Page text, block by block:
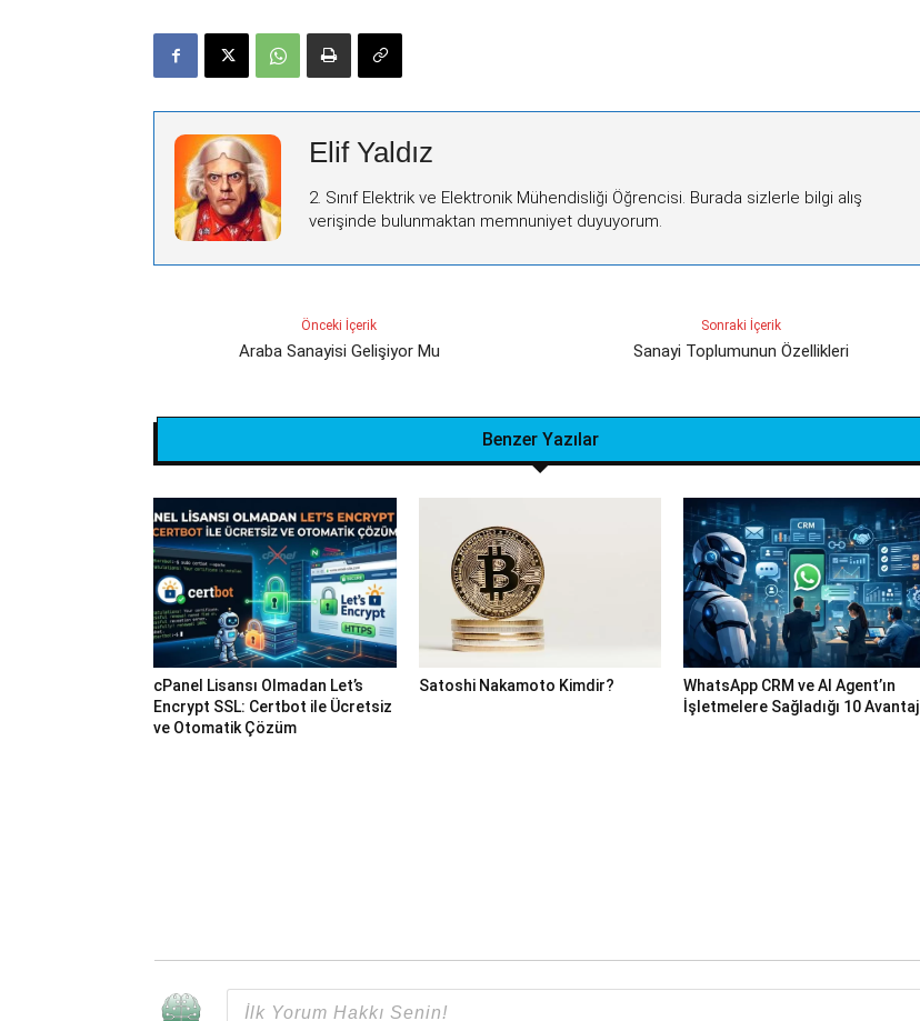
Elif Yaldız
2. Sınıf Elektrik ve Elektronik Mühendisliği Öğrencisi. Burada sizlerle bilgi alış
verişinde bulunmaktan memnuniyet duyuyorum.
Önceki İçerik
Araba Sanayisi Gelişiyor Mu
Sonraki İçerik
Sanayi Toplumunun Özellikleri
Benzer Yazılar
cPanel Lisansı Olmadan Let’s
Encrypt SSL: Certbot ile Ücretsiz
ve Otomatik Çözüm
Satoshi Nakamoto Kimdir?
WhatsApp CRM ve AI Agent’ın
İşletmelere Sağladığı 10 Avantaj